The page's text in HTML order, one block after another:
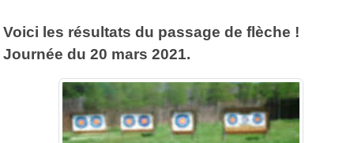
Voici les résultats du passage de flèche !
Journée du 20 mars 2021.